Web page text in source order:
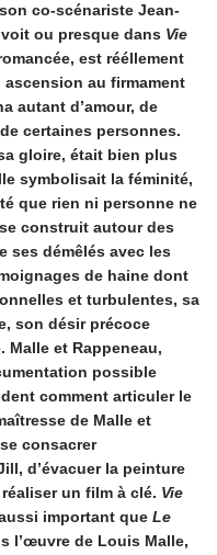
co-scénariste Jean-
voit ou presque dans Vie
est rééllement
au firmament
autant d’amour, de
certaines personnes.
gloire, était bien plus
symbolisait la féminité,
que rien ni personne ne
construit autour des
ses démêlés avec les
de haine dont
et turbulentes, sa
son désir précoce
Malle et Rappeneau,
possible
comment articuler le
de Malle et
consacrer
d’évacuer la peinture
un film à clé. Vie
important que Le
l’œuvre de Louis Malle,